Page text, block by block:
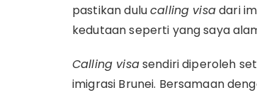
pastikan dulucalling visadari
kedutaan seperti yang saya
Calling visasendiri diperoleh
imigrasi Brunei. Bersamaan